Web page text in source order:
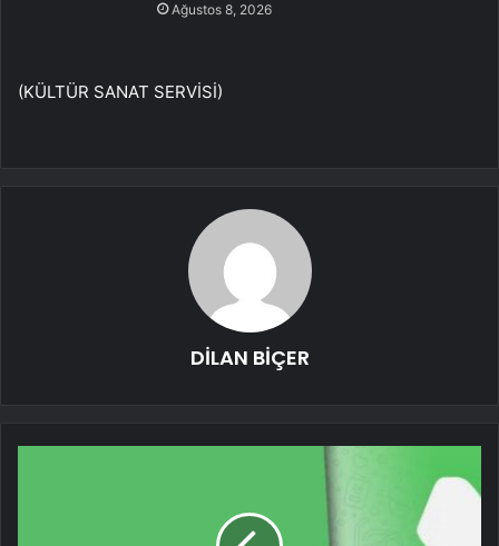
Ağustos 8, 2026
(KÜLTÜR SANAT SERVİSİ)
DİLAN BİÇER